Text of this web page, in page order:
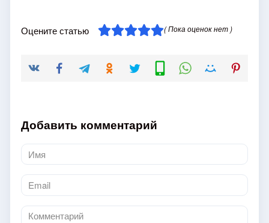
Оцените статью ( Пока оценок нет )
Добавить комментарий
Имя
*
Email
*
Комментарий